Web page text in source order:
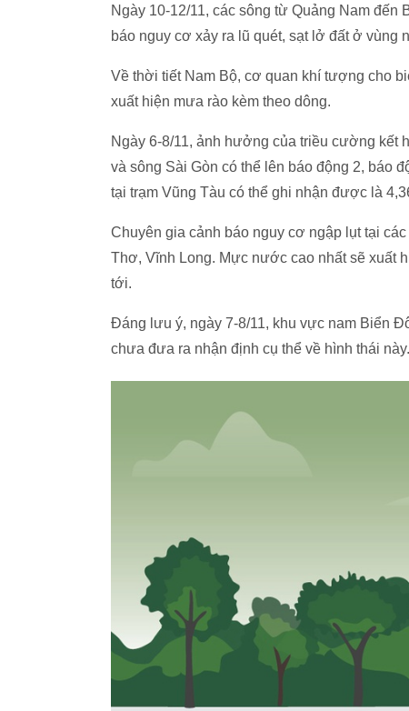
Ngày 10-12/11, các sông từ Quảng Nam
báo nguy cơ xảy ra lũ quét, sạt lở đất ở vùng
Về thời tiết Nam Bộ, cơ quan khí tượng cho
xuất hiện mưa rào kèm theo dông.
Ngày 6-8/11, ảnh hưởng của triều cường
và sông Sài Gòn có thể lên báo động 2, báo
tại trạm Vũng Tàu có thể ghi nhận được là
Chuyên gia cảnh báo nguy cơ ngập lụt tại
Thơ, Vĩnh Long. Mực nước cao nhất sẽ xuất
tới.
Đáng lưu ý, ngày 7-8/11, khu vực nam Biển
chưa đưa ra nhận định cụ thể về hình thái này.